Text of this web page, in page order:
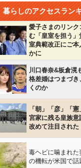
暮らしのアクセスラン
愛子さまのリンク
む「皇室を担う
室典範改正にご本
かに
川口春奈&板倉滉
格差婚はつまづき
くのか
「朝」「彦」「
宮家に残る皇族
改めて注目された
毒ヘビに噛まれた
の機転が米国で話